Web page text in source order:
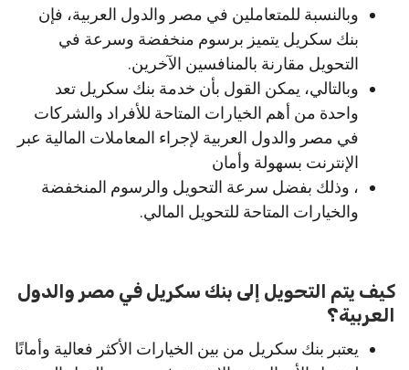
وبالنسبة للمتعاملين في مصر والدول العربية، فإن
بنك سكريل يتميز برسوم منخفضة وسرعة في
التحويل مقارنة بالمنافسين الآخرين.
وبالتالي، يمكن القول بأن خدمة بنك سكريل تعد
واحدة من أهم الخيارات المتاحة للأفراد والشركات
في مصر والدول العربية لإجراء المعاملات المالية عبر
الإنترنت بسهولة وأمان
، وذلك بفضل سرعة التحويل والرسوم المنخفضة
والخيارات المتاحة للتحويل المالي.
كيف يتم التحويل إلى بنك سكريل في مصر والدول
العربية؟
يعتبر بنك سكريل من بين الخيارات الأكثر فعالية وأمانًا